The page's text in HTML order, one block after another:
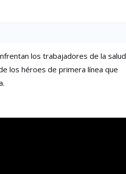
los trabajadores de la salud
los héroes de primera línea que